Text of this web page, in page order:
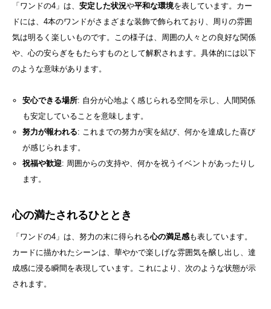
「ワンドの4」は、 安定した状況や平和な環境を表しています。カー
ドには、4本のワンドがさまざまな装飾で飾られており、周りの雰囲
気は明るく楽しいものです。この様子は、周囲の人々との良好な関係
や、心の安らぎをもたらすものとして解釈されます。具体的には以下
のような意味があります。
安心できる場所: 自分が心地よく感じられる空間を示し、人間関係
も安定していることを意味します。
努力が報われる: これまでの努力が実を結び、何かを達成した喜び
が感じられます。
祝福や歓迎: 周囲からの支持や、何かを祝うイベントがあったりし
ます。
心の満たされるひととき
「ワンドの4」は、努力の末に得られる心の満足感も表しています。
カードに描かれたシーンは、華やかで楽しげな雰囲気を醸し出し、達
成感に浸る瞬間を表現しています。これにより、次のような状態が示
されます。